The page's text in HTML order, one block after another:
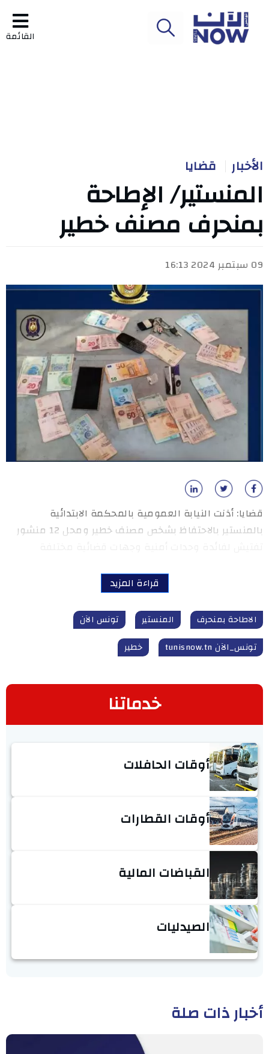
القائمة
الأخبار قضايا
المنستير/ الإطاحة
بمنحرف مصنف خطير
09 سبتمبر 2024 16:13
قضايا: أذنت النيابة العمومية بالمحكمة الابتدائية
بالمنستير بالاحتفاظ بشخص مصنف خطير ومحل 12 منشور
قراءة المزيد
الاطاحة بمنحرف المنستير
تونس الآن
تونس_الآن tunisnow.tn
خطير
خدماتنا
أوقات الحافلات
أوقات القطارات
القباضات المالية
الصيدليات
أخبار ذات صلة